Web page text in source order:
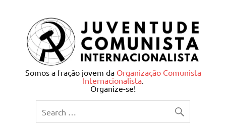
Juventude Comunista
Internacionalista
Somos a fração jovem da Organização Comunista
Internacionalista.
Organize-se!